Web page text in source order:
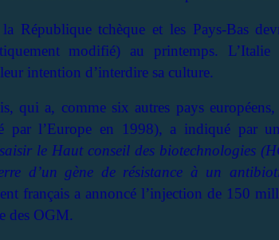
République tchèque et les Pays-Bas
modifié) au printemps.
intention d’interdire sa culture.
qui a, comme six autres pays européens,
par l’Europe en 1998), a indiqué par
le Haut conseil des biotechnologies
d’un gène de résistance à un
français a annoncé l’injection de 150
des OGM.